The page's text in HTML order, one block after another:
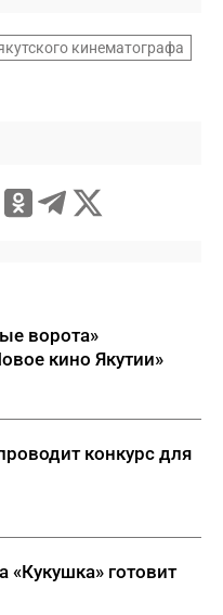
кинематографа
ворота»
кино Якутии»
конкурс для
«Кукушка» готовит